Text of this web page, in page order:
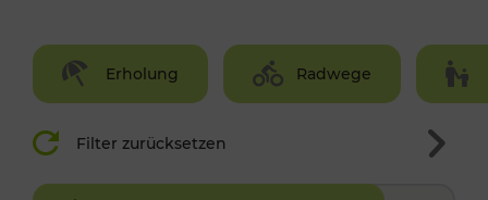
Erholung Radwege
Filter zurücksetzen